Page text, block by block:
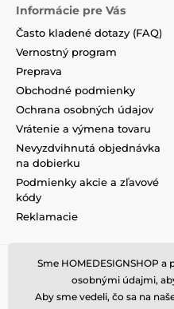
Informácie pre Vás
Často kladené dotazy (FAQ)
Vernostný program
Preprava
Obchodné podmienky
Ochrana osobných údajov
Vrátenie a výmena tovaru
Nevyzdvihnutá objednávka
na dobierku
Podmienky akcie a zľavové
kódy
Reklamacie
Sme HOMEDESIGNSHOP
osobnými údajmi,
Aby sme vedeli, čo sa na